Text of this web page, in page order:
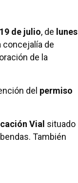
de julio, de lunes
concejalía de
de la
del permiso
Vial situado
También